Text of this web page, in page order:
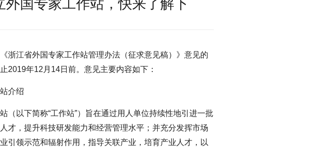
外国专家工作站，快来了解下
浙江省外国专家工作站管理办法（征求意见稿）》意见的
2019年12月14日前。意见主要内容如下：
介绍
（以下简称“工作站”）旨在通过用人单位持续性地引进一批
才，提升科技研发能力和经营管理水平；并充分发挥市场
引领示范和辐射作用，指导关联产业，培育产业人才，以